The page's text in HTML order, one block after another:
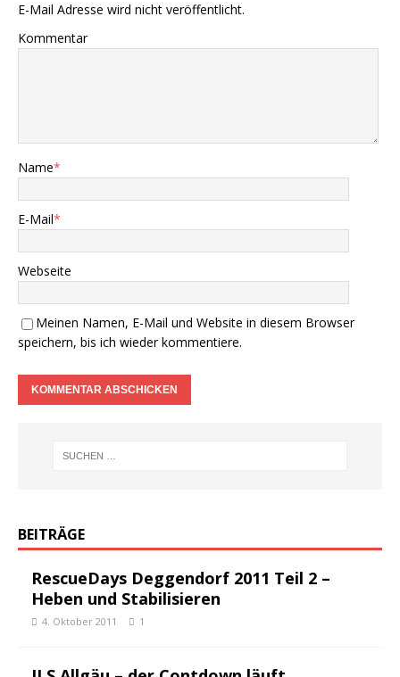
E-Mail Adresse wird nicht veröffentlicht.
Kommentar
Name*
E-Mail*
Webseite
Meinen Namen, E-Mail und Website in diesem Browser
speichern, bis ich wieder kommentiere.
BEITRÄGE
RescueDays Deggendorf 2011 Teil 2 –
Heben und Stabilisieren
4. Oktober 2011 1